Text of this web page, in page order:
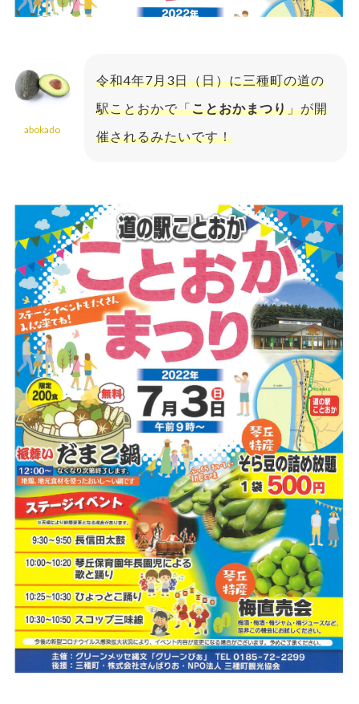
abokado
令和4年7月3日（日）に三種町の道の
駅ことおかで「ことおかまつり」が開
催されるみたいです！